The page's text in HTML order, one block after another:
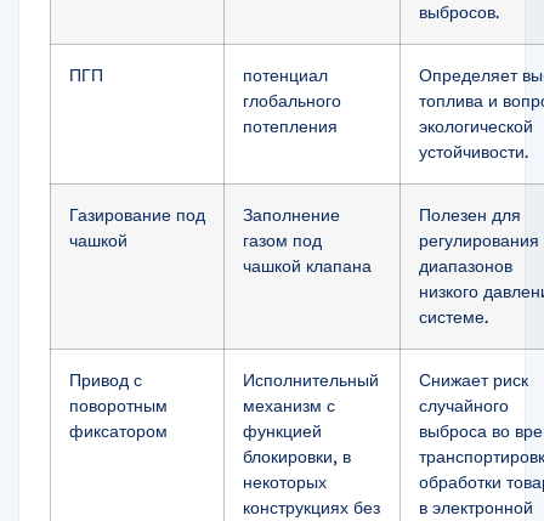
выбросов.
ПГП
потенциал
глобального
потепления
Определяет
топлива и
экологической
устойчивости.
Газирование под
чашкой
Заполнение
газом под
чашкой клапана
Полезен для
регулирования
диапазонов
низкого
системе.
Привод с
поворотным
фиксатором
Исполнительный
механизм с
функцией
блокировки, в
некоторых
конструкциях без
Снижает риск
случайного
выброса во
обработки
в электронной